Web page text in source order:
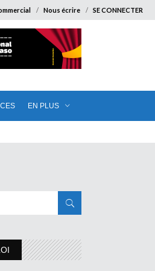
Nous écrire SE CONNECTER
EN PLUS